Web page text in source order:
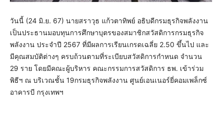
วันนี้ (24 มิ.ย. 67) นายสราวุธ แก้วตาทิพย์ อธิบดีกรมธุรกิจพลังงาน
เป็นประธานมอบทุนการศึกษาบุตรของสมาชิกสวัสดิการกรมธุรกิจ
พลังงาน ประจำปี 2567 ที่มีผลการเรียนเกรดเฉลี่ย 2.50 ขึ้นไป และ
มีคุณสมบัติต่างๆ ครบถ้วนตามที่ระเบียบสวัสดิการกำหนด จำนวน
29 ราย โดยมีคณะผู้บริหาร คณะกรรมการสวัสดิการ ธพ. เข้าร่วม
พิธีฯ ณ บริเวณชั้น 19กรมธุรกิจพลังงาน ศูนย์เอนเนอร์ยี่คอมเพล็กซ์
อาคารบี กรุงเทพฯ